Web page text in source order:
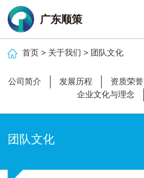
广东顺策
首页 > 关于我们 > 团队文化
公司简介 发展历程 资质荣誉
企业文化与理念
团队文化